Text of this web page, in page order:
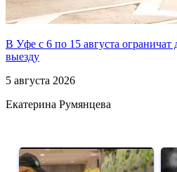
В Уфе с 6 по 15 августа
выезду
5 августа 2026
Екатерина Румянцева